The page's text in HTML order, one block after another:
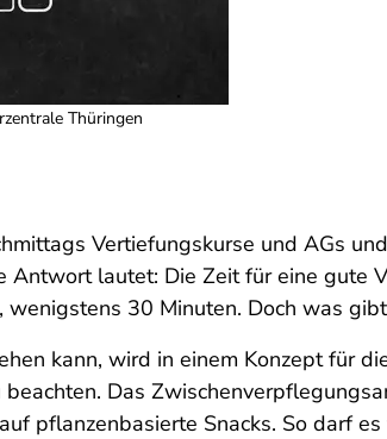
Thüringen
Vertiefungskurse und AGs
Antwort lautet: Die Zeit für eine gute
30 Minuten. Doch was
kann, wird in einem Konzept für
Das
pflanzenbasierte Snacks. So darf